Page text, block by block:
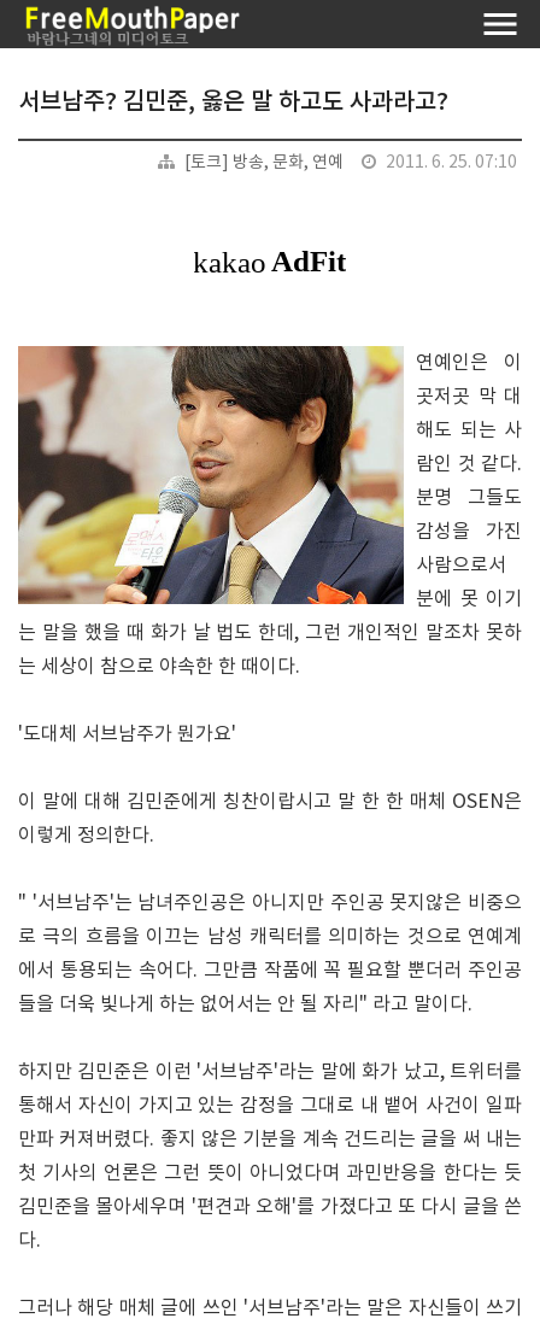
서브남주? 김민준, 옳은 말 하고도 사과라고?
[토크] 방송, 문화, 연예 2011. 6. 25. 07:10
연예인은 이
곳저곳 막 대
해도 되는 사
람인 것 같다.
분명 그들도
감성을 가진
사람으로서
분에 못 이기
는 말을 했을 때 화가 날 법도 한데, 그런 개인적인 말조차 못하
는 세상이 참으로 야속한 한 때이다.
'도대체 서브남주가 뭔가요'
이 말에 대해 김민준에게 칭찬이랍시고 말 한 한 매체 OSEN은
이렇게 정의한다.
" '서브남주'는 남녀주인공은 아니지만 주인공 못지않은 비중으
로 극의 흐름을 이끄는 남성 캐릭터를 의미하는 것으로 연예계
에서 통용되는 속어다. 그만큼 작품에 꼭 필요할 뿐더러 주인공
들을 더욱 빛나게 하는 없어서는 안 될 자리" 라고 말이다.
하지만 김민준은 이런 '서브남주'라는 말에 화가 났고, 트위터를
통해서 자신이 가지고 있는 감정을 그대로 내 뱉어 사건이 일파
만파 커져버렸다. 좋지 않은 기분을 계속 건드리는 글을 써 내는
첫 기사의 언론은 그런 뜻이 아니었다며 과민반응을 한다는 듯
김민준을 몰아세우며 '편견과 오해'를 가졌다고 또 다시 글을 쓴
다.
그러나 해당 매체 글에 쓰인 '서브남주'라는 말은 자신들이 쓰기